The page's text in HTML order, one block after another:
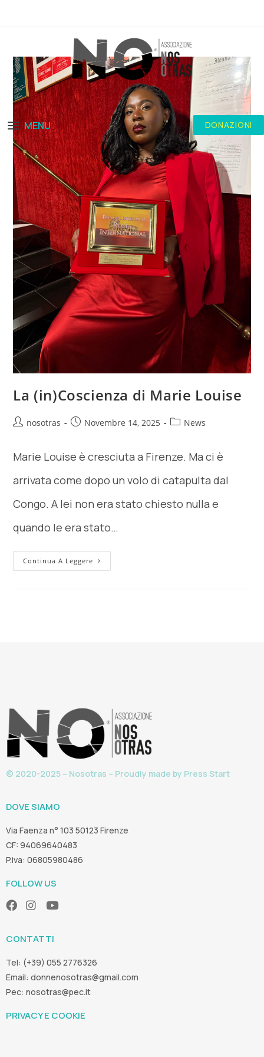
MENU DONAZIONI
La (in)Coscienza di Marie Louise
nosotras Novembre 14, 2025 News
Marie Louise è cresciuta a Firenze. Ma ci è
arrivata come dopo un volo di catapulta dal
Congo. A lei non era stato chiesto nulla e
quando le era stato…
Continua A Leggere
© 2020-2025 – Nosotras – Proudly made by Press Start
DOVE SIAMO
Via Faenza n° 103 50123 Firenze
CF: 94069640483
P.iva: 06805980486
FOLLOW US
CONTATTI
Tel: (+39) 055 2776326
Email: donnenosotras@gmail.com
Pec: nosotras@pec.it
PRIVACY E COOKIE